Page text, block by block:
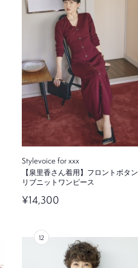
Stylevoice for xxx
【泉里香さん着用】フロントボタン
リブニットワンピース
¥14,300